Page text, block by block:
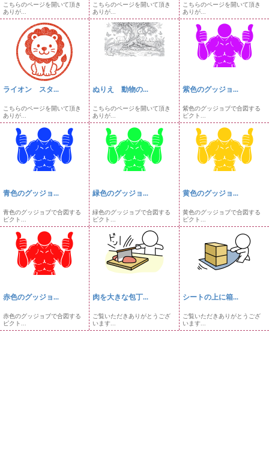
こちらのページを開いて頂き
ありが...
こちらのページを開いて頂き
ありが...
こちらのページを開いて頂き
ありが...
ライオン スタ...
こちらのページを開いて頂き
ありが...
ぬりえ 動物の...
こちらのページを開いて頂き
ありが...
紫色のグッジョ...
紫色のグッジョブで合図する
ピクト...
青色のグッジョ...
青色のグッジョブで合図する
ピクト...
緑色のグッジョ...
緑色のグッジョブで合図する
ピクト...
黄色のグッジョ...
黄色のグッジョブで合図する
ピクト...
赤色のグッジョ...
赤色のグッジョブで合図する
ピクト...
肉を大きな包丁...
ご覧いただきありがとうござ
います...
シートの上に箱...
ご覧いただきありがとうござ
います...